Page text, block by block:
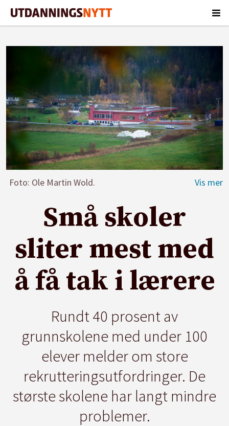
Foto: Ole Martin Wold.
Små skoler
sliter mest med
å få tak i lærere
Rundt 40 prosent av
grunnskolene med under 100
elever melder om store
rekrutteringsutfordringer. De
største skolene har langt mindre
problemer.